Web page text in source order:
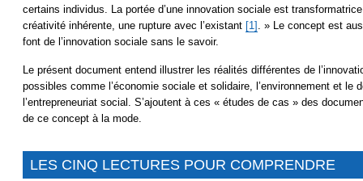
certains individus. La portée d’une innovation sociale est
créativité inhérente, une rupture avec l’existant [1]
. » Le concept est
font de l’innovation sociale sans le savoir.
Le présent document entend illustrer les réalités différentes de
possibles comme l’économie sociale et solidaire, l’environnement et le
l’entrepreneuriat social. S’ajoutent à ces « études de cas » des
de ce concept à la mode.
LES CINQ LECTURES POUR COMPRENDRE